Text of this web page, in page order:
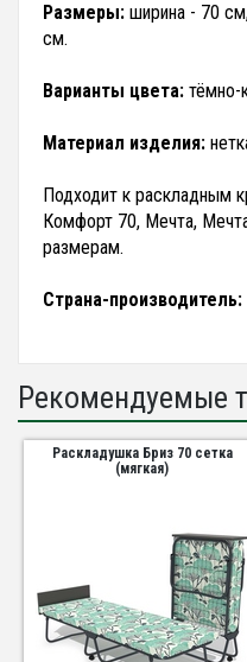
Размеры: ширина - 70
см.
Варианты цвета: тёмно-
Материал изделия:
Подходит к раскладным
Комфорт 70, Мечта,
размерам.
Страна-производитель:
Рекомендуемые
Раскладушка Бриз 70 сетка
(мягкая)